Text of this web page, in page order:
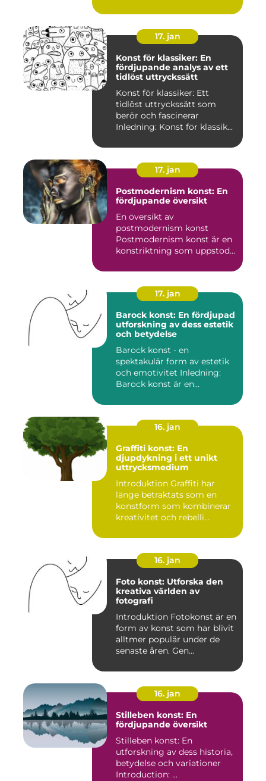
17. jan
Konst för klassiker: En
fördjupande analys av ett
tidlöst uttryckssätt
Konst för klassiker: Ett
tidlöst uttryckssätt som
berör och fascinerar
Inledning: Konst för klassik...
17. jan
Postmodernism konst: En
fördjupande översikt
En översikt av
postmodernism konst
Postmodernism konst är en
konstriktning som uppstod
17. jan
Barock konst: En fördjupad
utforskning av dess estetik
och betydelse
Barock konst - en
spektakulär form av estetik
och emotivitet Inledning:
Barock konst är en
16. jan
Graffiti konst: En
djupdykning i ett unikt
uttrycksmedium
Introduktion Graffiti har
länge betraktats som en
konstform som kombinerar
kreativitet och rebelli...
16. jan
Foto konst: Utforska den
kreativa världen av
fotografi
Introduktion Fotokonst är en
form av konst som har blivit
alltmer populär under de
senaste åren. Gen...
16. jan
Stilleben konst: En
fördjupande översikt
Stilleben konst: En
utforskning av dess historia,
betydelse och variationer
Introduction: ...